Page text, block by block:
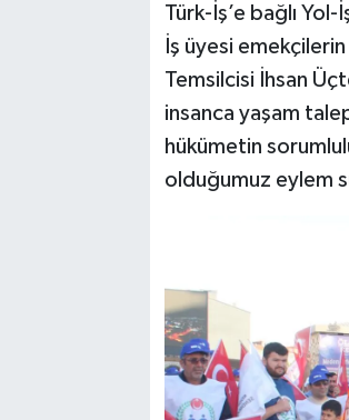
Türk-İş’e bağlı
İş üyesi
Temsilcisi İhsan
insanca yaşam
hükümetin
olduğumuz eylem